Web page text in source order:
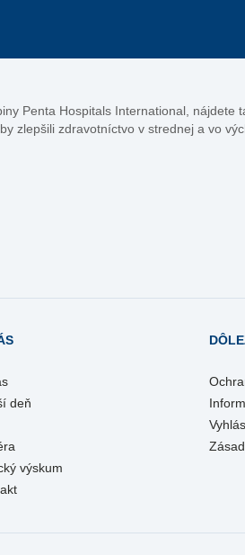
Penta Hospitals International,
zlepšili zdravotníctvo v strednej a vo
deň
výskum